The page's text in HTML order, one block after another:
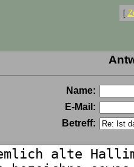
[
Name:
E-Mail:
Betreff: